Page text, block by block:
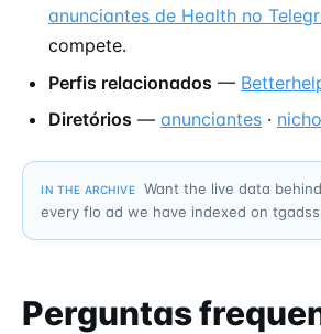
anunciantes de Health no
compete.
Perfis relacionados —
Diretórios — anunciantes ·
IN THE ARCHIVE
Want the live data
every flo ad we have indexed on
Perguntas